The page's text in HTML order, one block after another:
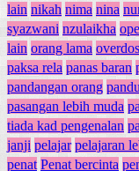
lain nikah nima nina
syazwani nzulaikha
lain orang lama
paksa rela panas baran
pandangan orang
pasangan lebih muda
tiada kad pengenalan
janji pelajar pelajaran
penat Penat bercinta